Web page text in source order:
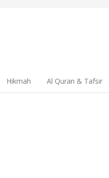
Hikmah Al Quran & Tafsir